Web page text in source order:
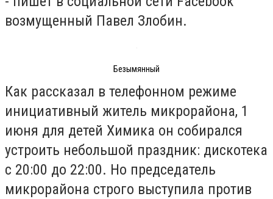
возмущенный Павел Злобин.
Безымянный
Как рассказал в телефонном режиме
инициативный житель микрорайона, 1
июня для детей Химика он собирался
устроить небольшой праздник: дискотека
с 20:00 до 22:00. Но председатель
микрорайона строго выступила против